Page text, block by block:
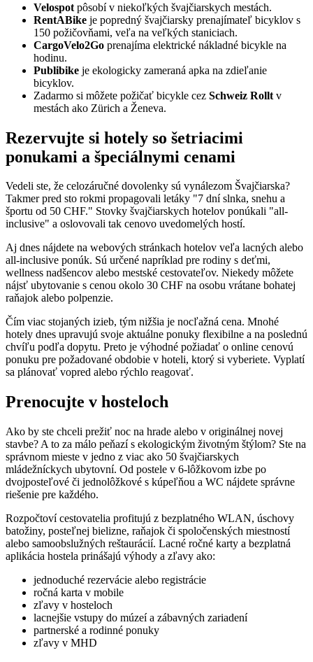
Velospot pôsobí v niekoľkých švajčiarskych mestách.
RentABike je popredný švajčiarsky prenajímateľ bicyklov s
150 požičovňami, veľa na veľkých staniciach.
CargoVelo2Go prenajíma elektrické nákladné bicykle na
hodinu.
Publibike je ekologicky zameraná apka na zdieľanie
bicyklov.
Zadarmo si môžete požičať bicykle cez Schweiz Rollt v
mestách ako Zürich a Ženeva.
Rezervujte si hotely so šetriacimi
ponukami a špeciálnymi cenami
Vedeli ste, že celozáručné dovolenky sú vynálezom Švajčiarska?
Takmer pred sto rokmi propagovali letáky "7 dní slnka, snehu a
športu od 50 CHF." Stovky švajčiarskych hotelov ponúkali "all-
inclusive" a oslovovali tak cenovo uvedomelých hostí.
Aj dnes nájdete na webových stránkach hotelov veľa lacných alebo
all-inclusive ponúk. Sú určené napríklad pre rodiny s deťmi,
wellness nadšencov alebo mestské cestovateľov. Niekedy môžete
nájsť ubytovanie s cenou okolo 30 CHF na osobu vrátane bohatej
raňajok alebo polpenzie.
Čím viac stojaných izieb, tým nižšia je nocľažná cena. Mnohé
hotely dnes upravujú svoje aktuálne ponuky flexibilne a na poslednú
chvíľu podľa dopytu. Preto je výhodné požiadať o online cenovú
ponuku pre požadované obdobie v hoteli, ktorý si vyberiete. Vyplatí
sa plánovať vopred alebo rýchlo reagovať.
Prenocujte v hosteloch
Ako by ste chceli prežiť noc na hrade alebo v originálnej novej
stavbe? A to za málo peňazí s ekologickým životným štýlom? Ste na
správnom mieste v jedno z viac ako 50 švajčiarskych
mládežníckych ubytovní. Od postele v 6-lôžkovom izbe po
dvojposteľové či jednolôžkové s kúpeľňou a WC nájdete správne
riešenie pre každého.
Rozpočtoví cestovatelia profitujú z bezplatného WLAN, úschovy
batožiny, posteľnej bielizne, raňajok či spoločenských miestností
alebo samoobslužných reštaurácií. Lacné ročné karty a bezplatná
aplikácia hostela prinášajú výhody a zľavy ako:
jednoduché rezervácie alebo registrácie
ročná karta v mobile
zľavy v hosteloch
lacnejšie vstupy do múzeí a zábavných zariadení
partnerské a rodinné ponuky
zľavy v MHD